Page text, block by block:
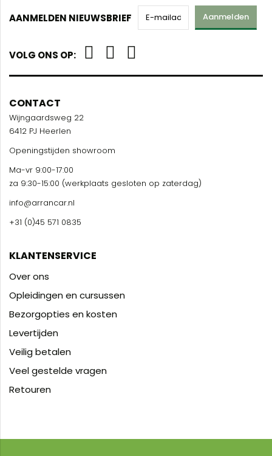
AANMELDEN NIEUWSBRIEF Aanmelden
VOLG ONS OP:
CONTACT
Wijngaardsweg 22
6412 PJ Heerlen
Openingstijden showroom
Ma-vr 9:00-17:00
za 9:30-15:00 (werkplaats gesloten op zaterdag)
info@arrancar.nl
+31 (0)45 571 0835
KLANTENSERVICE
Over ons
Opleidingen en cursussen
Bezorgopties en kosten
Levertijden
Veilig betalen
Veel gestelde vragen
Retouren